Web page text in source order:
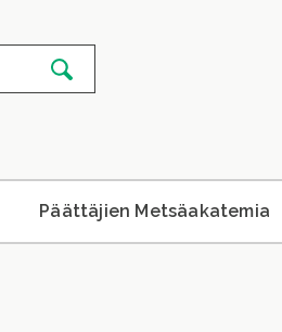
Päättäjien Metsäakatemia